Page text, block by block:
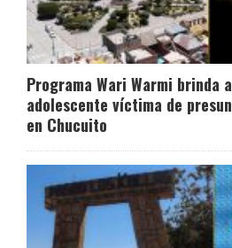
Programa Wari Warmi brinda
adolescente víctima de
en Chucuito